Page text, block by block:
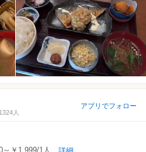
人
アプリでフォロー
～￥1,999/1人